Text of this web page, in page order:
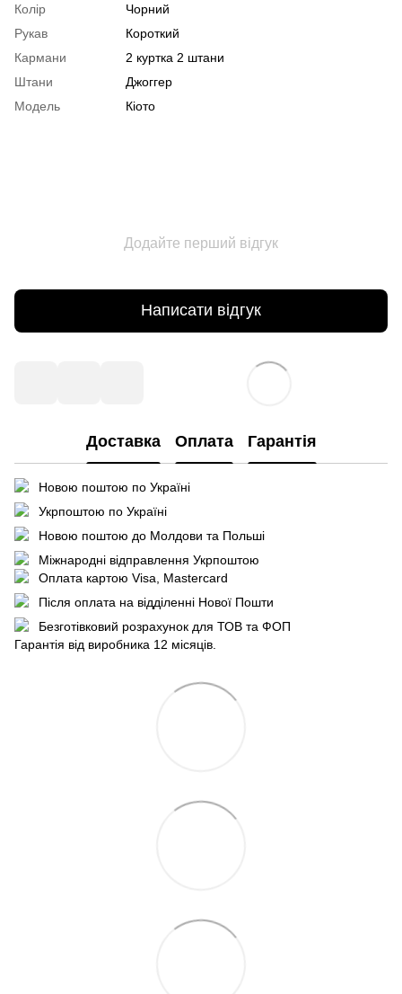
Колір
Чорний
Рукав
Короткий
Кармани
2 куртка 2 штани
Штани
Джоггер
Модель
Кіото
Додайте перший відгук
Написати відгук
Доставка Оплата Гарантія
Новою поштою по Україні
Укрпоштою по Україні
Новою поштою до Молдови та Польші
Міжнародні відправлення Укрпоштою
Оплата картою Visa, Mastercard
Після оплата на відділенні Нової Пошти
Безготівковий розрахунок для ТОВ та ФОП
Гарантія від виробника 12 місяців.